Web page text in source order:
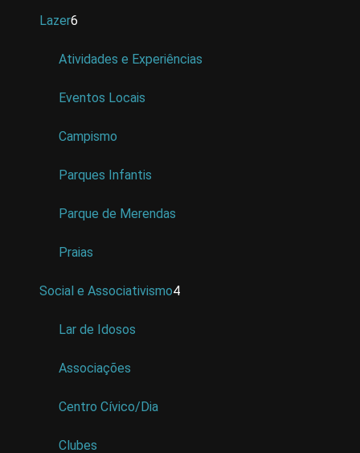
Lazer6
Atividades e Experiências
Eventos Locais
Campismo
Parques Infantis
Parque de Merendas
Praias
Social e Associativismo4
Lar de Idosos
Associações
Centro Cívico/Dia
Clubes